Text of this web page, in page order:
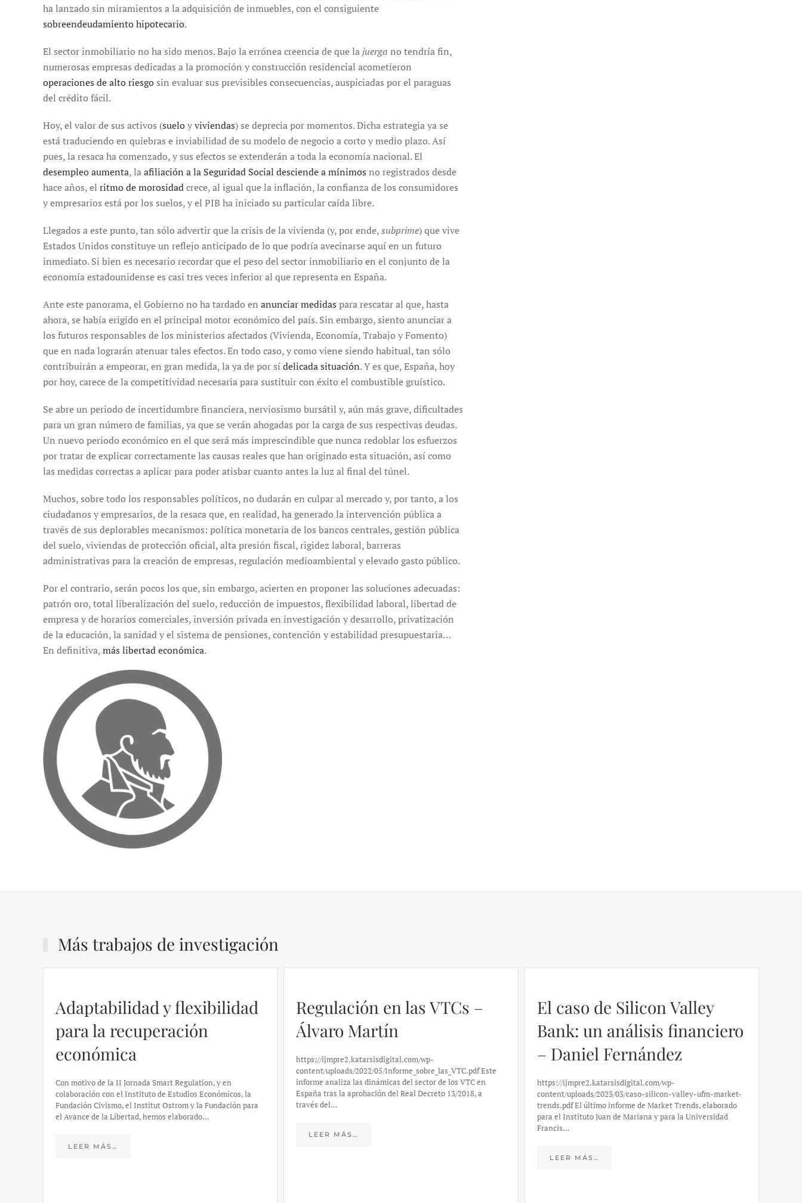
ha lanzado sin miramientos a la adquisición de inmuebles, con el consiguiente
sobreendeudamiento hipotecario.
El sector inmobiliario no ha sido menos. Bajo la errónea creencia de que lajuerga no tendría fin,
numerosas empresas dedicadas a la promoción y construcción residencial acometieron
operaciones de alto riesgo sin evaluar sus previsibles consecuencias, auspiciadas por el paraguas
del crédito fácil.
Hoy, el valor de sus activos (sueloyviviendas) se deprecia por momentos. Dicha estrategia ya se
está traduciendo en quiebras e inviabilidad de su modelo de negocio a corto y medio plazo. Así
pues, la resaca ha comenzado, y sus efectos se extenderán a toda la economía nacional. El
desempleo aumenta, laafiliación a la Seguridad Social desciende a mínimos no registrados desde
hace años, el ritmo de morosidadcrece, al igual que la inflación, la confianza de los consumidores
y empresarios está por los suelos, y el PIB ha iniciado su particular caída libre.
Llegados a este punto, tan sólo advertir que la crisis de la vivienda (y, por ende,subprime) que vive
Estados Unidos constituye un reflejo anticipado de lo que podría avecinarse aquí en un futuro
inmediato. Si bien es necesario recordar que el peso del sector inmobiliario en el conjunto de la
economía estadounidense es casi tres veces inferior al que representa en España.
Ante este panorama, el Gobierno no ha tardado en anunciar medidas para rescatar al que, hasta
ahora, se había erigido en el principal motor económico del país. Sin embargo, siento anunciar a
los futuros responsables de los ministerios afectados (Vivienda, Economía, Trabajo y Fomento)
que en nada lograrán atenuar tales efectos. En todo caso, y como viene siendo habitual, tan sólo
contribuirán a empeorar, en gran medida, la ya de por sídelicada situación. Y es que, España, hoy
por hoy, carece de la competitividad necesaria para sustituir con éxito el combustible gruístico.
Se abre un periodo de incertidumbre financiera, nerviosismo bursátil y, aún más grave, dificultades
para un gran número de familias, ya que se verán ahogadas por la carga de sus respectivas deudas.
Un nuevo periodo económico en el que será más imprescindible que nunca redoblar los esfuerzos
por tratar de explicar correctamente las causas reales que han originado esta situación, así como
las medidas correctas a aplicar para poder atisbar cuanto antes la luz al final del túnel.
Muchos, sobre todo los responsables políticos, no dudarán en culpar al mercado y, por tanto, a los
ciudadanos y empresarios, de la resaca que, en realidad, ha generado la intervención pública a
través de sus deplorables mecanismos: política monetaria de los bancos centrales, gestión pública
del suelo, viviendas de protección oficial, alta presión fiscal, rigidez laboral, barreras
administrativas para la creación de empresas, regulación medioambiental y elevado gasto público.
Por el contrario, serán pocos los que, sin embargo, acierten en proponer las soluciones adecuadas:
patrón oro, total liberalización del suelo, reducción de impuestos, flexibilidad laboral, libertad de
empresa y de horarios comerciales, inversión privada en investigación y desarrollo, privatización
de la educación, la sanidad y el sistema de pensiones, contención y estabilidad presupuestaria…
En definitiva,más libertad económica.
Más trabajos de investigación
Adaptabilidad y flexibilidad
para la recuperación
económica
Con motivo de la II Jornada Smart Regulation, y en
colaboración con el Instituto de Estudios Económicos, la
Fundación Civismo, el Institut Ostrom y la Fundación para
el Avance de la Libertad, hemos elaborado…
LEER MÁS…
Regulación en las VTCs –
Álvaro Martín
https://ijmpre2.katarsisdigital.com/wp-
content/uploads/2022/05/Informe_sobre_las_VTC.pdf Este
informe analiza las dinámicas del sector de los VTC en
España tras la aprobación del Real Decreto 13/2018, a
través del…
LEER MÁS…
El caso de Silicon Valley
Bank: un análisis financiero
– Daniel Fernández
https://ijmpre2.katarsisdigital.com/wp-
content/uploads/2023/03/caso-silicon-valley-ufm-market-
trends.pdf El último informe de Market Trends, elaborado
para el Instituto Juan de Mariana y para la Universidad
Francis…
LEER MÁS…